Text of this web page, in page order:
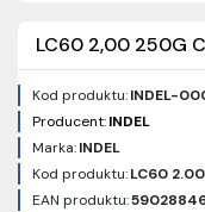
LC60 2,00 250G
Kod produktu:INDEL-
Producent:INDEL
Marka:INDEL
Kod produktu:LC60
EAN produktu: